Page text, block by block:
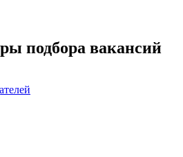
подбора вакансий